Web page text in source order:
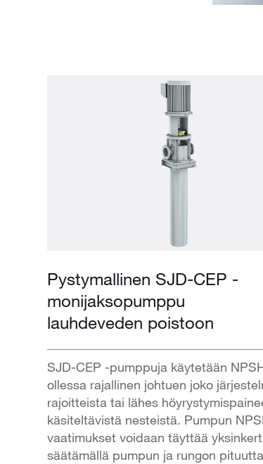
Pystymallinen SJD-CEP -
monijaksopumppu
lauhdeveden poistoon
SJD-CEP -pumppuja käytetään
ollessa rajallinen johtuen joko
rajoitteista tai lähes
käsiteltävistä nesteistä. Pumpun
vaatimukset voidaan täyttää
säätämällä pumpun ja rungon